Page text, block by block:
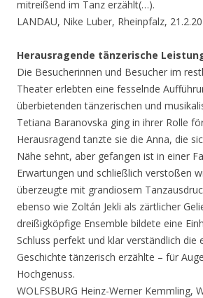
mitreißend im Tanz erzählt(…).
LANDAU, Nike Luber, Rheinpfalz,
Herausragende tänzerische
Die Besucherinnen und Besucher im
Theater erlebten eine fesselnde
überbietenden tänzerischen und
Tetiana Baranovska ging in ihrer Rolle
Herausragend tanzte sie die Anna, die
Nähe sehnt, aber gefangen ist in einer
Erwartungen und schließlich verstoßen
überzeugte mit grandiosem
ebenso wie Zoltán Jekli als zärtlicher
dreißigköpfige Ensemble bildete eine
Schluss perfekt und klar verständlich die
Geschichte tänzerisch erzählte – für
Hochgenuss.
WOLFSBURG Heinz-Werner Kemmling,